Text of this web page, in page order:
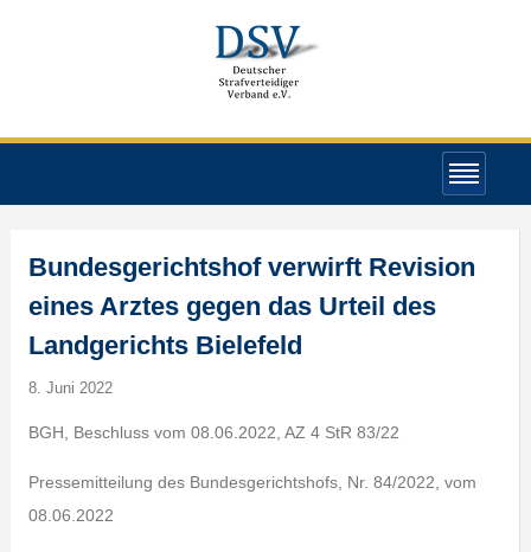
Bundesgerichtshof verwirft Revision
eines Arztes gegen das Urteil des
Landgerichts Bielefeld
8. Juni 2022
BGH, Beschluss vom 08.06.2022, AZ 4 StR 83/22
Pressemitteilung des Bundesgerichtshofs, Nr. 84/2022, vom
08.06.2022